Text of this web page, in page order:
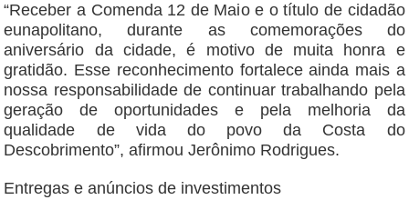
“Receber a Comenda 12 de Maio e o título de cidadão
eunapolitano, durante as comemorações do
aniversário da cidade, é motivo de muita honra e
gratidão. Esse reconhecimento fortalece ainda mais a
nossa responsabilidade de continuar trabalhando pela
geração de oportunidades e pela melhoria da
qualidade de vida do povo da Costa do
Descobrimento”, afirmou Jerônimo Rodrigues.
Entregas e anúncios de investimentos